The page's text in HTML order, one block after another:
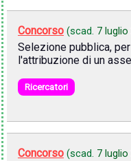
Concorso (scad. 7 luglio
Selezione pubblica,
l'attribuzione di un
Ricercatori
Concorso (scad. 7 luglio